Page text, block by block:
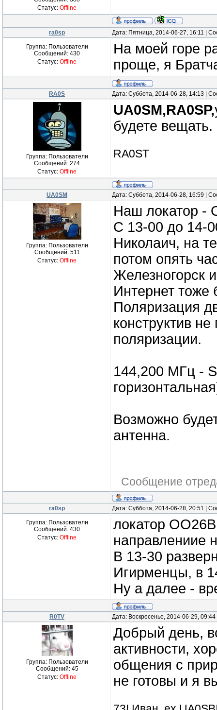
Статус: Offline
ra0sp Дата: Пятница, 2014-06-27, 16:11 |
Группа: Пользователи
Сообщений: 430
Статус: Offline
На моей горе
проще, я
RA0S Дата: Суббота, 2014-06-28, 14:13 |
Группа: Пользователи
Сообщений: 274
Статус: Offline
UA0SM,RA0SP,
будете вещать.
RA0ST
UA0SM Дата: Суббота, 2014-06-28, 16:59 |
Группа: Пользователи
Сообщений: 511
Статус: Offline
Наш локатор -
C 13-00 до 14-
Николаич, на
потом опять
Железногорск
Интернет тоже
Поляризация
конструктив
поляризации.
144,200 МГц -
Возможно
антенна.
Сообщение
ra0sp Дата: Суббота, 2014-06-28, 20:51 |
Группа: Пользователи
Сообщений: 430
Статус: Offline
локатор
направлениие
В 13-30
Игирменцы, в
Ну а далее -
R0TV Дата: Воскресенье, 2014-06-29,
Группа: Пользователи
Сообщений: 45
Статус: Offline
Добрый день,
активности,
общения с
не готовы и я